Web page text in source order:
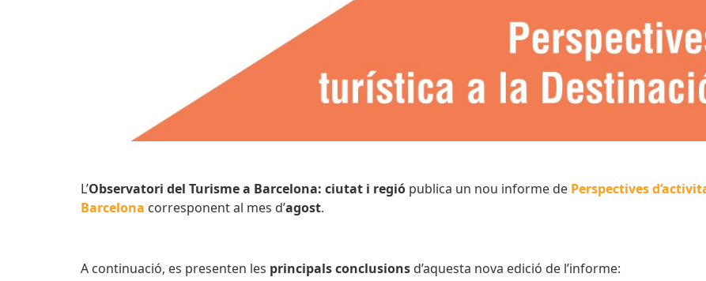
L’Observatori del Turisme a Barcelona: ciutat i regió publica un nou informe de Perspectives
Barcelona corresponent al mes d’agost.
A continuació, es presenten les principals conclusions d’aquesta nova edició de l’informe: